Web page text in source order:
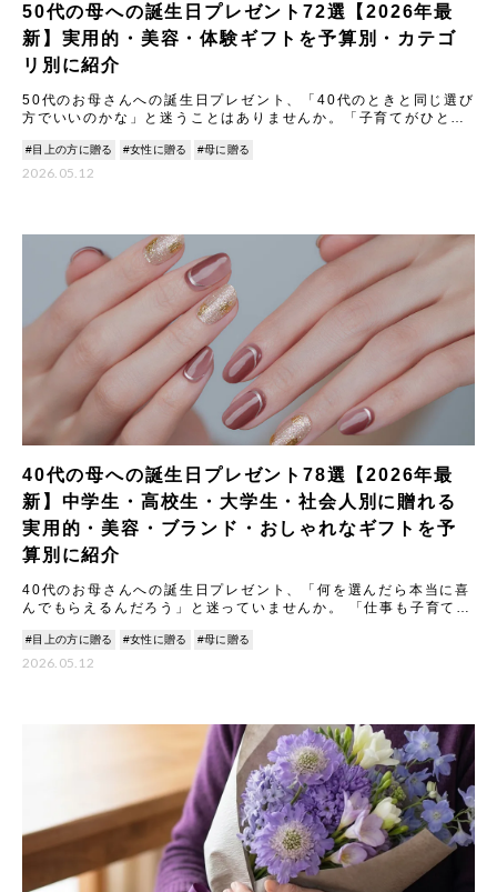
50代の母への誕生日プレゼント72選【2026年最
新】実用的・美容・体験ギフトを予算別・カテゴ
リ別に紹介
50代のお母さんへの誕生日プレゼント、「40代のときと同じ選び
方でいいのかな」と迷うことはありませんか。「子育てがひと段
か
#目上の方に贈る #女性に贈る #母に贈る
2026.05.12
40代の母への誕生日プレゼント78選【2026年最
新】中学生・高校生・大学生・社会人別に贈れる
実用的・美容・ブランド・おしゃれなギフトを予
算別に紹介
40代のお母さんへの誕生日プレゼント、「何を選んだら本当に喜
んでもらえるんだろう」と迷っていませんか。 「仕事も子育ても
う
#目上の方に贈る #女性に贈る #母に贈る
2026.05.12